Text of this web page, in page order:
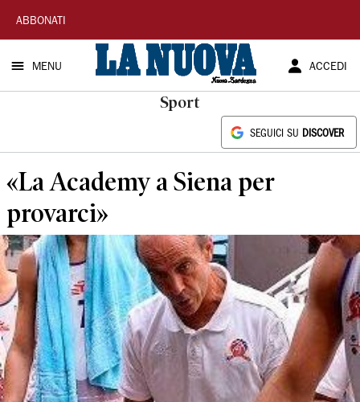
La
Nuova
Sardegna
ABBONATI
MENU ACCEDI
Sport
SEGUICI SU DISCOVER
«La Academy a Siena per
provarci»